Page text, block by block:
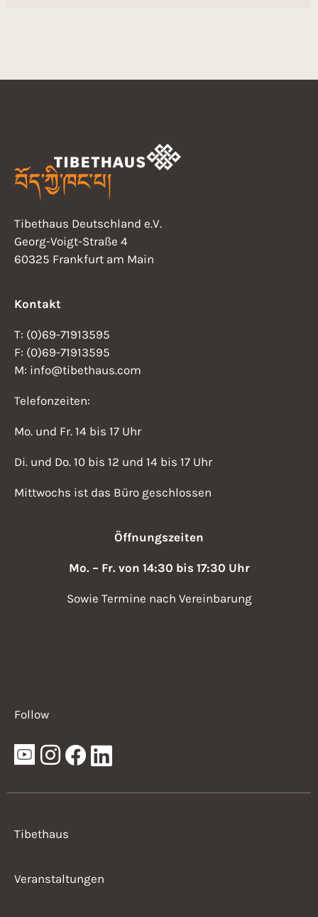
Tibethaus Deutschland e.V.
Georg-Voigt-Straße 4
60325 Frankfurt am Main
Kontakt
T: (0)69-71913595
F: (0)69-71913595
M: info@tibethaus.com
Telefonzeiten:
Mo. und Fr. 14 bis 17 Uhr
Di. und Do. 10 bis 12 und 14 bis 17 Uhr
Mittwochs ist das Büro geschlossen
Öffnungszeiten
Mo. – Fr. von 14:30 bis 17:30 Uhr
Sowie Termine nach Vereinbarung
Follow
Tibethaus
Veranstaltungen